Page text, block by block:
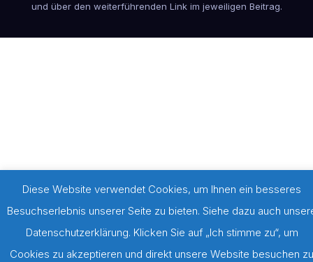
und über den weiterführenden Link im jeweiligen Beitrag.
Diese Website verwendet Cookies, um Ihnen ein besseres
Besuchserlebnis unserer Seite zu bieten. Siehe dazu auch
Datenschutzerklärung. Klicken Sie auf „Ich stimme zu“, um
Cookies zu akzeptieren und direkt unsere Website besuchen zu